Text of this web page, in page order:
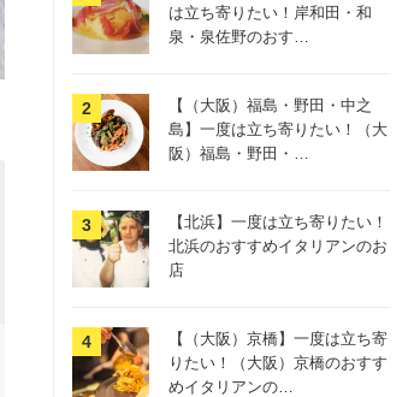
は立ち寄りたい！岸和田・和
泉・泉佐野のおす…
【（大阪）福島・野田・中之
島】一度は立ち寄りたい！（大
阪）福島・野田・…
【北浜】一度は立ち寄りたい！
北浜のおすすめイタリアンのお
店
【（大阪）京橋】一度は立ち寄
りたい！（大阪）京橋のおすす
めイタリアンの…